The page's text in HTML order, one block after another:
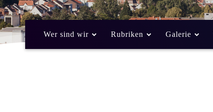
Wer sind wir Rubriken Galerie